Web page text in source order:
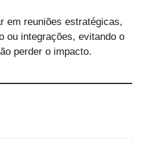
em reuniões estratégicas,
ou integrações, evitando o
perder o impacto.